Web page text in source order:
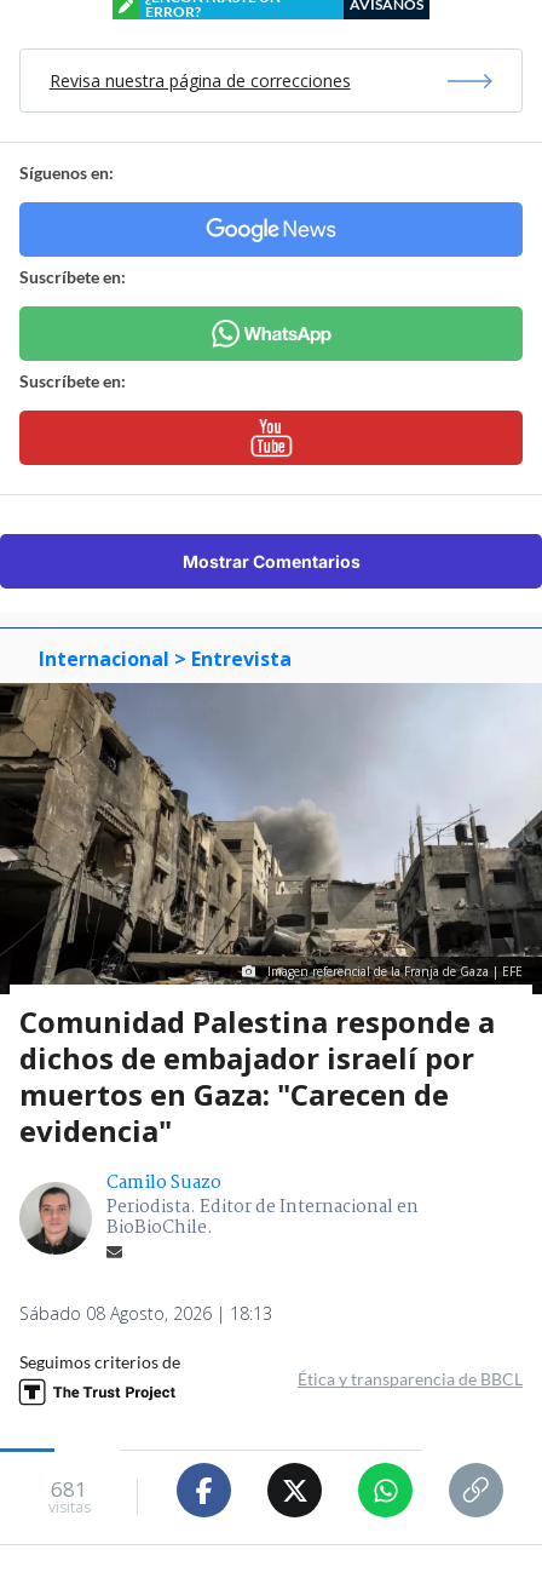
ERROR?
AVÍSANOS
Revisa nuestra página de correcciones
Síguenos en:
Suscríbete en:
Suscríbete en:
Mostrar Comentarios
Internacional > Entrevista
Imagen referencial de la Franja de Gaza | EFE
Comunidad Palestina responde a
dichos de embajador israelí por
muertos en Gaza: "Carecen de
evidencia"
Camilo Suazo
Periodista. Editor de Internacional en
BioBioChile.
Sábado 08 Agosto, 2026 | 18:13
Seguimos criterios de
Ética y transparencia de BBCL
681
visitas